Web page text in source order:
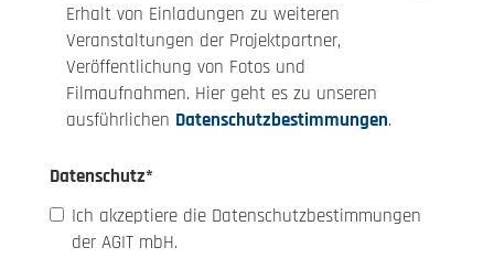
Erhalt von Einladungen zu weiteren
Veranstaltungen der Projektpartner,
Veröffentlichung von Fotos und
Filmaufnahmen. Hier geht es zu unseren
ausführlichen Datenschutzbestimmungen.
Datenschutz*
Ich akzeptiere die Datenschutzbestimmungen
der AGIT mbH.